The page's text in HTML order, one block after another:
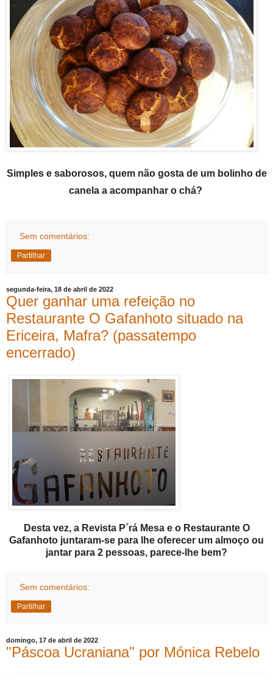
Simples e saborosos, quem não gosta de um bolinho de
canela a acompanhar o chá?
Sem comentários:
Partilhar
segunda-feira, 18 de abril de 2022
Quer ganhar uma refeição no
Restaurante O Gafanhoto situado na
Ericeira, Mafra? (passatempo
encerrado)
Desta vez, a Revista P´rá Mesa e o Restaurante O
Gafanhoto juntaram-se para lhe oferecer um almoço ou
jantar para 2 pessoas, parece-lhe bem?
Sem comentários:
Partilhar
domingo, 17 de abril de 2022
"Páscoa Ucraniana" por Mónica Rebelo